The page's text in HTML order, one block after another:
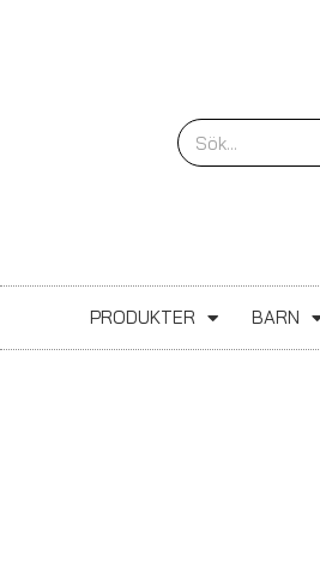
Sök
PRODUKTER BARN